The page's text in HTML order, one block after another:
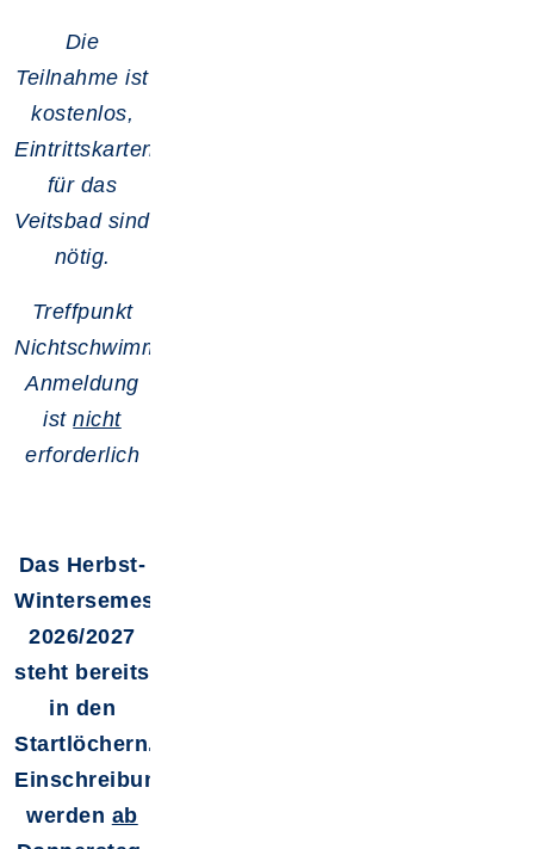
Die
Teilnahme ist
kostenlos,
Eintrittskarten
für das
Veitsbad sind
nötig.
Treffpunkt
Nichtschwimmerbecken,
Anmeldung
istnicht
erforderlich
Das Herbst-
Wintersemester
2026/2027
steht bereits
in den
Startlöchern.
Einschreibungen
werden ab